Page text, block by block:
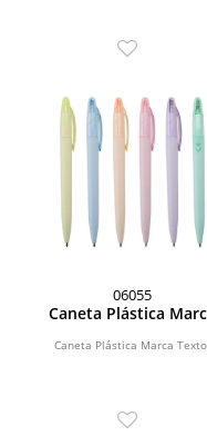
06055
Caneta Plástica
Caneta Plástica Marca